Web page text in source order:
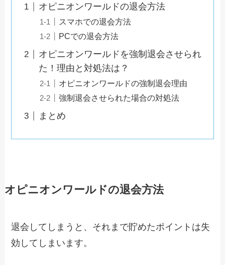
オピニオンワールドの退会方法
スマホでの退会方法
PCでの退会方法
オピニオンワールドを強制退会させられ
た！理由と対処法は？
オピニオンワールドの強制退会理由
強制退会させられた場合の対処法
まとめ
オピニオンワールドの退会方法
退会してしまうと、それまで貯めたポイントは失
効してしまいます。